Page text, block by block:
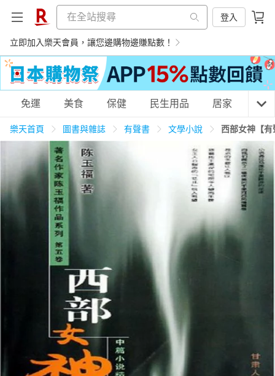
登入
立即加入樂天會員，讓您邊購物邊賺點數！
購物網分類
天天免運 美食蛋糕 民生用品
居家生活 親子玩具
男裝 化妝保養
電子/紙本書
免運 美食 保健 民生用品 居家 3C
樂天首頁 圖書與雜誌 有聲書 文學小說 西部女神【有